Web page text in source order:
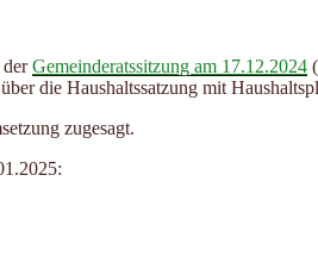
derGemeinderatssitzung am 17.12.2024
die Haushaltssatzung mit
zugesagt.